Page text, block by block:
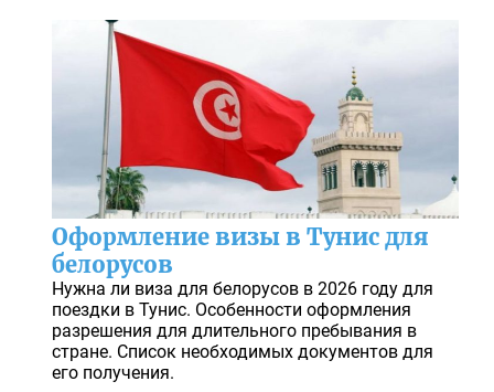
Оформление визы в Тунис для
белорусов
Нужна ли виза для белорусов в 2026 году для
поездки в Тунис. Особенности оформления
разрешения для длительного пребывания в
стране. Список необходимых документов для
его получения.